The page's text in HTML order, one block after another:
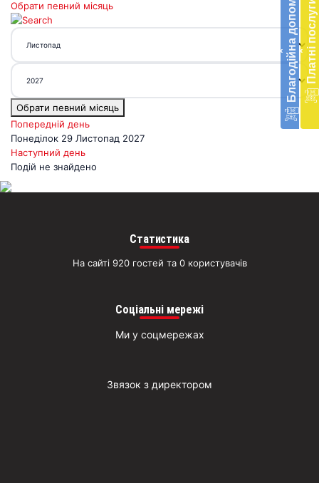
‹ Благодійна допомогав
‹ Платні послуги
Обрати певний місяць
Обрати певний місяць
Попередній день
Понеділок 29 Листопад 2027
Наступний день
Подій не знайдено
Статистика
На сайті 920 гостей та 0 користувачів
Соціальні мережі
Ми у соцмережах
Звязок з директором